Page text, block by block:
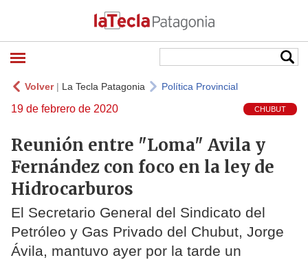
Volver| La Tecla Patagonia Política Provincial
19 de febrero de 2020 CHUBUT
Reunión entre "Loma" Avila y
Fernández con foco en la ley de
Hidrocarburos
El Secretario General del Sindicato del
Petróleo y Gas Privado del Chubut, Jorge
Ávila, mantuvo ayer por la tarde un